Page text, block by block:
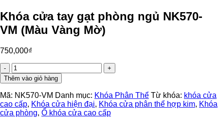
Khóa cửa tay gạt phòng ngủ NK570-
VM (Màu Vàng Mờ)
750,000₫
Khóa
cửa
tay
gạt
phòng
ngủ
NK570-
Thêm vào giỏ hàng
Mã: NK570-VM Danh mục: Khóa Phân Thể Từ khóa: khóa cửa
cao cấp, Khóa cửa hiện đại, Khóa cửa phân thể hợp kim, Khóa
cửa phòng, Ổ khóa cửa cao cấp